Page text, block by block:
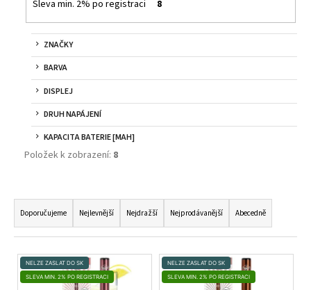
Sleva min. 2% po registraci 8
ZNAČKY
BARVA
DISPLEJ
DRUH NAPÁJENÍ
KAPACITA BATERIE [MAH]
Položek k zobrazení: 8
Ř
A
Z
E
N
Doporučujeme Nejlevnější Nejdražší Nejprodávanější Abecedně
V
Ý
NELZE ZASLAT DO SK
SLEVA MIN. 2% PO REGISTRACI
NELZE ZASLAT DO SK
SLEVA MIN. 2% PO REGISTRACI
DEKANG
MENTOL
10ML
6MG
Původně:
195
Kč